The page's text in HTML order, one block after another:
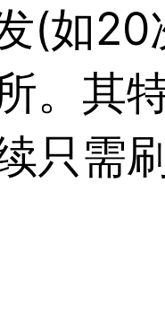
(如
。其
只需